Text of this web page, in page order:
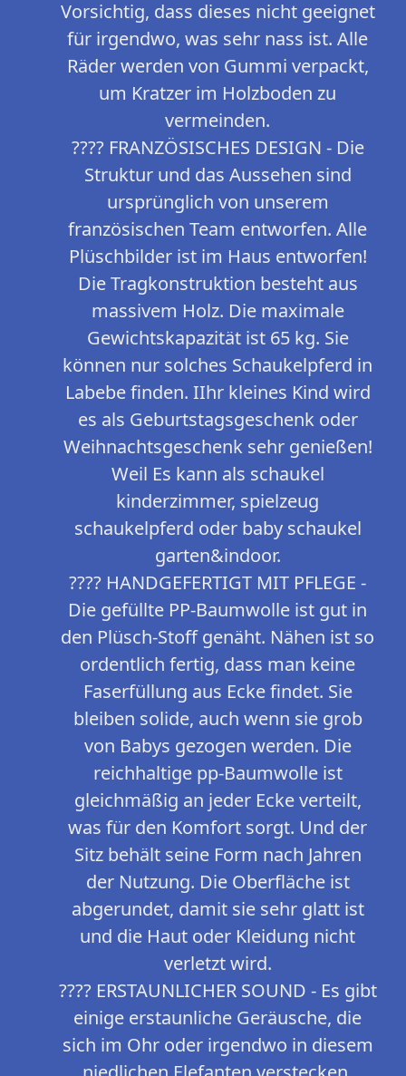
Vorsichtig, dass dieses nicht geeignet
für irgendwo, was sehr nass ist. Alle
Räder werden von Gummi verpackt,
um Kratzer im Holzboden zu
vermeinden.
???? FRANZÖSISCHES DESIGN - Die
Struktur und das Aussehen sind
ursprünglich von unserem
französischen Team entworfen. Alle
Plüschbilder ist im Haus entworfen!
Die Tragkonstruktion besteht aus
massivem Holz. Die maximale
Gewichtskapazität ist 65 kg. Sie
können nur solches Schaukelpferd in
Labebe finden. IIhr kleines Kind wird
es als Geburtstagsgeschenk oder
Weihnachtsgeschenk sehr genießen!
Weil Es kann als schaukel
kinderzimmer, spielzeug
schaukelpferd oder baby schaukel
garten&indoor.
???? HANDGEFERTIGT MIT PFLEGE -
Die gefüllte PP-Baumwolle ist gut in
den Plüsch-Stoff genäht. Nähen ist so
ordentlich fertig, dass man keine
Faserfüllung aus Ecke findet. Sie
bleiben solide, auch wenn sie grob
von Babys gezogen werden. Die
reichhaltige pp-Baumwolle ist
gleichmäßig an jeder Ecke verteilt,
was für den Komfort sorgt. Und der
Sitz behält seine Form nach Jahren
der Nutzung. Die Oberfläche ist
abgerundet, damit sie sehr glatt ist
und die Haut oder Kleidung nicht
verletzt wird.
???? ERSTAUNLICHER SOUND - Es gibt
einige erstaunliche Geräusche, die
sich im Ohr oder irgendwo in diesem